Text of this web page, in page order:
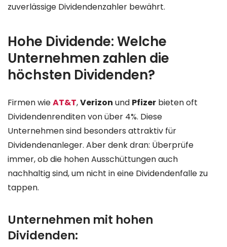
zuverlässige Dividendenzahler bewährt.
Hohe Dividende: Welche
Unternehmen zahlen die
höchsten Dividenden?
Firmen wieAT&T,Verizon und Pfizer bieten oft
Dividendenrenditen von über 4%. Diese
Unternehmen sind besonders attraktiv für
Dividendenanleger. Aber denk dran: Überprüfe
immer, ob die hohen Ausschüttungen auch
nachhaltig sind, um nicht in eine Dividendenfalle zu
tappen.
Unternehmen mit hohen
Dividenden: